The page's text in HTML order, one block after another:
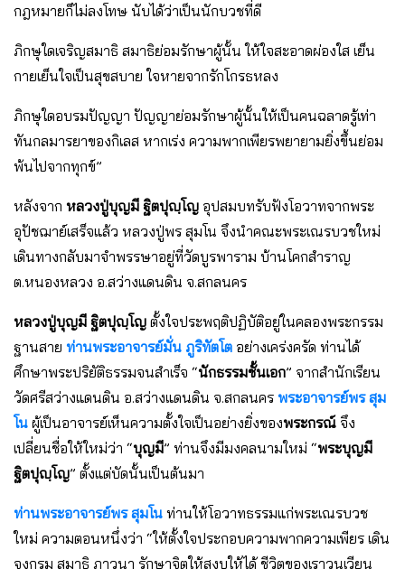
กฎหมายก็ไม่ลงโทษ นับได้ว่าเป็นนักบวชที่ดี
ภิกษุใดเจริญสมาธิ สมาธิย่อมรักษาผู้นั้น ให้ใจสะอาดผ่องใส เย็น
กายเย็นใจเป็นสุขสบาย ใจหายจากรักโกรธหลง
ภิกษุใดอบรมปัญญา ปัญญาย่อมรักษาผู้นั้นให้เป็นคนฉลาดรู้เท่า
ทันกลมารยาของกิเลส หากเร่ง ความพากเพียรพยายามยิ่งขึ้นย่อม
พ้นไปจากทุกข์”
หลังจาก หลวงปู่บุญมี ฐิตปุญฺโญ อุปสมบทรับฟังโอวาทจากพระ
อุปัชฌาย์เสร็จแล้ว หลวงปู่พร สุมโน จึงนําคณะพระเณรบวชใหม่
เดินทางกลับมาจําพรรษาอยู่ที่วัดบูรพาราม บ้านโคกสําราญ
ต.หนองหลวง อ.สว่างแดนดิน จ.สกลนคร
หลวงปู่บุญมี ฐิตปุญฺโญ ตั้งใจประพฤติปฏิบัติอยู่ในคลองพระกรรม
ฐานสาย ท่านพระอาจารย์มั่น ภูริทัตโต อย่างเคร่งครัด ท่านได้
ศึกษาพระปริยัติธรรมจนสําเร็จ “นักธรรมชั้นเอก” จากสำนักเรียน
วัดศรีสว่างแดนดิน อ.สว่างแดนดิน จ.สกลนคร พระอาจารย์พร สุม
โน ผู้เป็นอาจารย์เห็นความตั้งใจเป็นอย่างยิ่งของพระกรณ์ จึง
เปลี่ยนชื่อให้ใหม่ว่า “บุญมี” ท่านจึงมีมงคลนามใหม่ “พระบุญมี
ฐิตปุญฺโญ” ตั้งแต่บัดนั้นเป็นต้นมา
ท่านพระอาจารย์พร สุมโน ท่านให้โอวาทธรรมแก่พระเณรบวช
ใหม่ ความตอนหนึ่งว่า “ให้ตั้งใจประกอบความพากความเพียร เดิน
จงกรม สมาธิ ภาวนา รักษาจิตให้สงบให้ได้ ชีวิตของเราวนเวียน